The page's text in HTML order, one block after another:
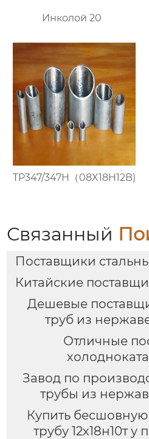
Инколой 20
TP347/347H（08X18H12B)
Связанный
Поставщики
Китайские
Дешевые
труб из
Отличные
Завод по
трубы из
Купить
трубу 12х18н10т